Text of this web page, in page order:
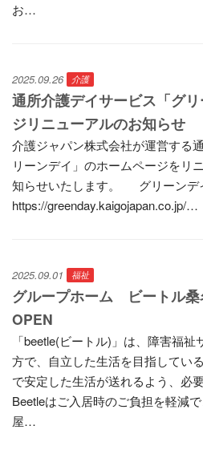
お…
2025.09.26 介護
通所介護デイサービス「グ
ジリニューアルのお知らせ
介護ジャパン株式会社が運営する
リーンデイ」のホームページをリ
知らせいたします。 グリーンデ
https://greenday.kaigojapan.co.jp/…
2025.09.01 福祉
グループホーム ビートル桑
OPEN
「beetle(ビートル)」は、障害福
方で、自立した生活を目指してい
で安定した生活が送れるよう、必
Beetleはご入居時のご負担を軽減
屋…